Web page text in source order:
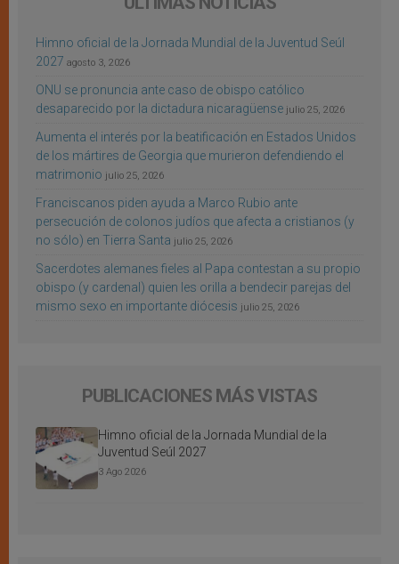
Himno oficial de la Jornada Mundial de la Juventud Seúl
2027 agosto 3, 2026
ONU se pronuncia ante caso de obispo católico
desaparecido por la dictadura nicaragüense julio 25, 2026
Aumenta el interés por la beatificación en Estados Unidos
de los mártires de Georgia que murieron defendiendo el
matrimonio julio 25, 2026
Franciscanos piden ayuda a Marco Rubio ante
persecución de colonos judíos que afecta a cristianos (y
no sólo) en Tierra Santa julio 25, 2026
Sacerdotes alemanes fieles al Papa contestan a su propio
obispo (y cardenal) quien les orilla a bendecir parejas del
mismo sexo en importante diócesis julio 25, 2026
PUBLICACIONES MÁS VISTAS
Himno oficial de la Jornada Mundial de la
Juventud Seúl 2027
3 Ago 2026